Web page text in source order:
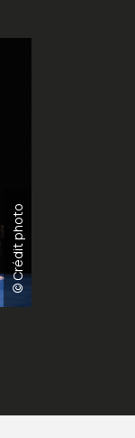
© Crédit photo